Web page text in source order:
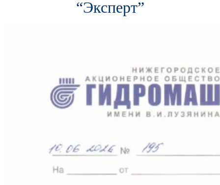
“Эксперт”